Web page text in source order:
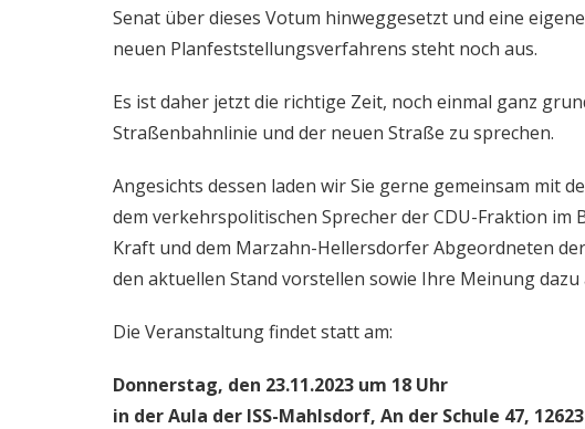
Senat über dieses Votum hinweggesetzt und eine
neuen Planfeststellungsverfahrens steht noch aus.
Es ist daher jetzt die richtige Zeit, noch einmal ganz
Straßenbahnlinie und der neuen Straße zu sprechen.
Angesichts dessen laden wir Sie gerne gemeinsam mit
dem verkehrspolitischen Sprecher der CDU-Fraktion im
Kraft und dem Marzahn-Hellersdorfer Abgeordneten
den aktuellen Stand vorstellen sowie Ihre Meinung dazu
Die Veranstaltung findet statt am:
Donnerstag, den 23.11.2023 um 18 Uhr
in der Aula der ISS-Mahlsdorf, An der Schule 47,